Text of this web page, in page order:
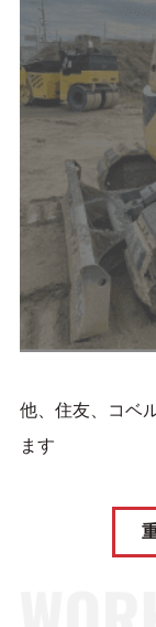
他、住友、コベ
ます